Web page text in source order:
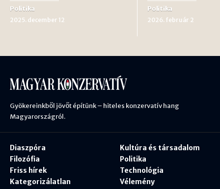
Politika
2025. december 12
Politika
2026. február 2
Gyökereinkből jövőt építünk – hiteles konzervatív hang
Magyarországról.
Diaszpóra
Filozófia
Friss hírek
Kategorizálatlan
Kultúra és társadalom
Politika
Technológia
Vélemény